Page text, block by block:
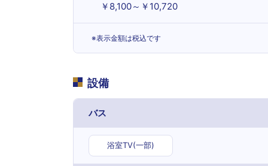
￥8,100～￥10,720
※表示金額は税込です
設備
バス
浴室TV(一部)